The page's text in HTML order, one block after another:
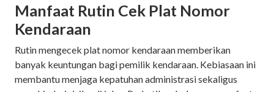
Manfaat Rutin Cek Plat Nomor
Kendaraan
Rutin mengecek plat nomor kendaraan memberikan
banyak keuntungan bagi pemilik kendaraan. Kebiasaan ini
membantu menjaga kepatuhan administrasi sekaligus